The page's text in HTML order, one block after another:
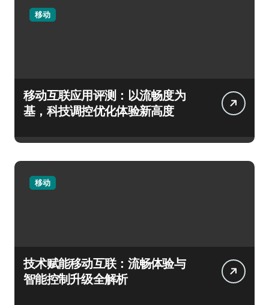
移动
移动互联应用评测：以流畅度为
基，科技调控优化体验新高度
移动
技术赋能移动互联：流畅体验与
智能控制升级全解析